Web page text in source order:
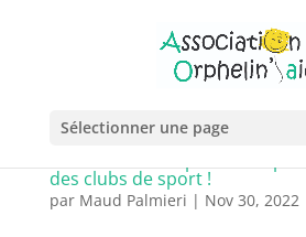
Sélectionner une page
des clubs de sport !
par Maud Palmieri | Nov 30, 2022